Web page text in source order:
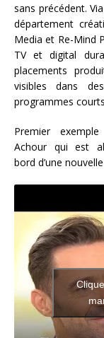
sans précédent.
département
Media et Re-Mind
TV et digital
placements
visibles dans
programmes
Premier
Achour qui est
bord d’une